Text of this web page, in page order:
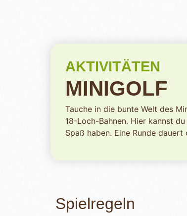
AKTIVITÄTEN
MINIGOLF
Tauche in die bunte Welt des
18-Loch-Bahnen. Hier kannst
Spaß haben. Eine Runde dauert
Spielregeln